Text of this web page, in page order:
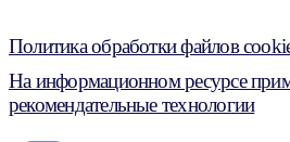
Политика обработки файлов
На информационном ресурсе
рекомендательные технологии